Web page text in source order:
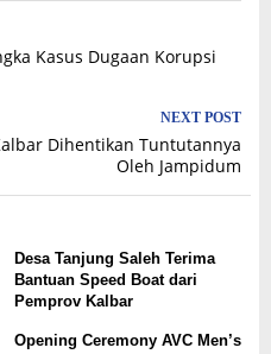
Kasus Dugaan Korupsi
NEXT POST
Dihentikan Tuntutannya
Oleh Jampidum
Desa Tanjung Saleh Terima
Bantuan Speed Boat dari
Pemprov Kalbar
Opening Ceremony AVC Men’s